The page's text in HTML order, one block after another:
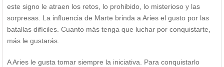
este signo le atraen los retos, lo prohibido, lo misterioso y las
sorpresas. La influencia de Marte brinda a Aries el gusto por las
batallas difíciles. Cuanto más tenga que luchar por conquistarte,
más le gustarás.
A Aries le gusta tomar siempre la iniciativa. Para conquistarlo